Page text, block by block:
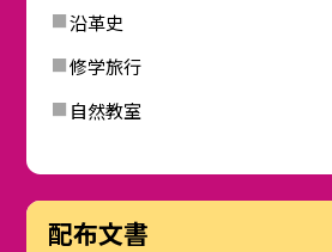
沿革史
修学旅行
自然教室
配布文書